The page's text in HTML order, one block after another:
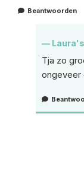
Beantwoorden
Tja zo
ongeveer